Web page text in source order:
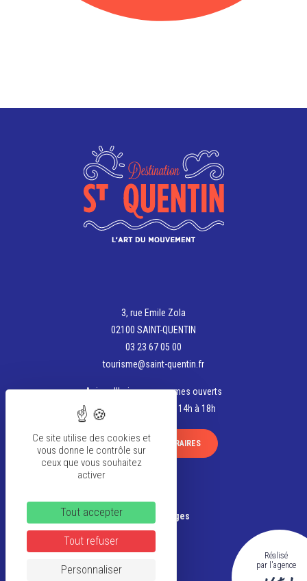
3, rue Emile Zola
02100 SAINT-QUENTIN
03 23 67 05 00
tourisme@saint-quentin.fr
Aujourd'hui, nous sommes ouverts
de 9h30 à 12h30 et de 14h à 18h
VOIR TOUS LES HORAIRES
Banque d’Images
FAQ
Réalisé
par l'agence
Ce site utilise des cookies et
vous donne le contrôle sur
ceux que vous souhaitez
activer
Tout accepter
Tout refuser
Personnaliser